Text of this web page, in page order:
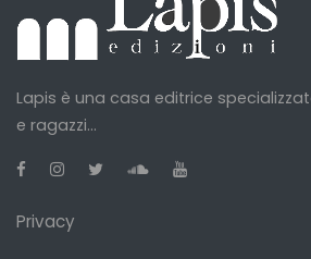
Lapis è una casa editrice
e ragazzi...
Privacy